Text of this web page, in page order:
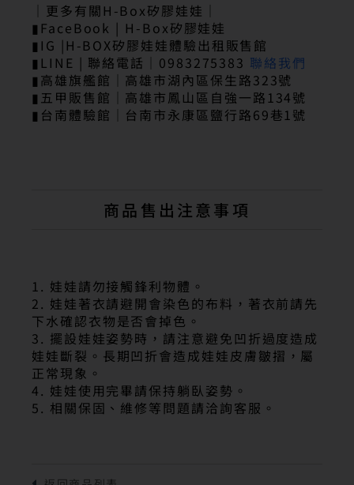
｜更多有關H-Box矽膠娃娃｜
▮FaceBook | H-Box矽膠娃娃
▮IG |H-BOX矽膠娃娃體驗出租販售館
▮LINE | 聯絡電話｜0983275383 聯絡我們
▮高雄旗艦館｜高雄市湖內區保生路323號
▮五甲販售館｜高雄市鳳山區自強一路134號
▮台南體驗館｜台南市永康區鹽行路69巷1號
商品售出注意事項
1. 娃娃請勿接觸鋒利物體。
2. 娃娃著衣請避開會染色的布料，著衣前請先
下水確認衣物是否會掉色。
3. 擺設娃娃姿勢時，請注意避免凹折過度造成
娃娃斷裂。長期凹折會造成娃娃皮膚皺摺，屬
正常現象。
4. 娃娃使用完畢請保持躺臥姿勢。
5. 相關保固、維修等問題請洽詢客服。